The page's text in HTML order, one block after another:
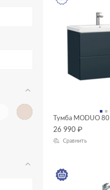
Тумба MODUO
26 990 ₽
Сравнить